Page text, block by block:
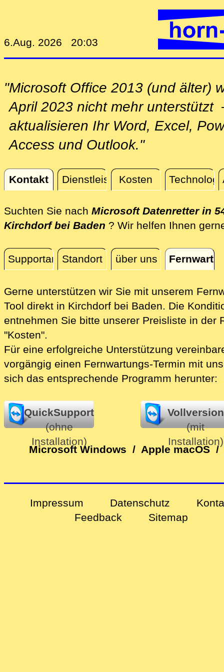
6.Aug. 2026 20:03
"Microsoft Office 2013 (und älter)
April 2023 nicht mehr
aktualisieren Ihr Word, Excel,
Access und Outlook."
Kontakt Dienstleistungen
Kosten
Kontakt
Suchten Sie nach Microsoft Datenretter in
Kirchdorf bei Baden ? Wir helfen Ihnen
SupportanfrageStandort über uns
Fernwartung
Gerne unterstützen wir Sie mit unserem
Tool direkt in Kirchdorf bei Baden. Die
entnehmen Sie bitte unserer Preisliste in der
"Kosten".
Für eine erfolgreiche Unterstützung
vorgängig einen Fernwartungs-Termin mit
sich das entsprechende Programm herunter:
QuickSupport
(ohne
Installation)
Vollversion
(mit
Installation)
Microsoft Windows /Apple macOS /
Impressum Datenschutz
Feedback
Sitemap